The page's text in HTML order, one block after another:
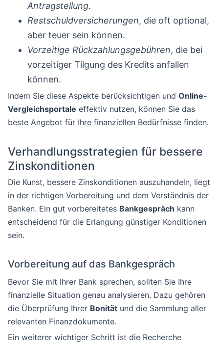
Antragstellung.
Restschuldversicherungen, die oft optional,
aber teuer sein können.
Vorzeitige Rückzahlungsgebühren, die bei
vorzeitiger Tilgung des Kredits anfallen
können.
Indem Sie diese Aspekte berücksichtigen und Online-
Vergleichsportale effektiv nutzen, können Sie das
beste Angebot für Ihre finanziellen Bedürfnisse finden.
Verhandlungsstrategien für bessere
Zinskonditionen
Die Kunst, bessere Zinskonditionen auszuhandeln, liegt
in der richtigen Vorbereitung und dem Verständnis der
Banken. Ein gut vorbereitetes Bankgespräch kann
entscheidend für die Erlangung günstiger Konditionen
sein.
Vorbereitung auf das Bankgespräch
Bevor Sie mit Ihrer Bank sprechen, sollten Sie Ihre
finanzielle Situation genau analysieren. Dazu gehören
die Überprüfung Ihrer Bonität und die Sammlung aller
relevanten Finanzdokumente.
Ein weiterer wichtiger Schritt ist die Recherche